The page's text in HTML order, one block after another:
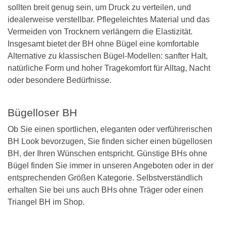
sollten breit genug sein, um Druck zu verteilen, und
idealerweise verstellbar. Pflegeleichtes Material und das
Vermeiden von Trocknern verlängern die Elastizität.
Insgesamt bietet der BH ohne Bügel eine komfortable
Alternative zu klassischen Bügel‑Modellen: sanfter Halt,
natürliche Form und hoher Tragekomfort für Alltag, Nacht
oder besondere Bedürfnisse.
Bügelloser BH
Ob Sie einen sportlichen, eleganten oder verführerischen
BH Look bevorzugen, Sie finden sicher einen bügellosen
BH, der Ihren Wünschen entspricht. Günstige BHs ohne
Bügel finden Sie immer in unseren Angeboten oder in der
entsprechenden Größen Kategorie. Selbstverständlich
erhalten Sie bei uns auch BHs ohne Träger oder einen
Triangel BH im Shop.